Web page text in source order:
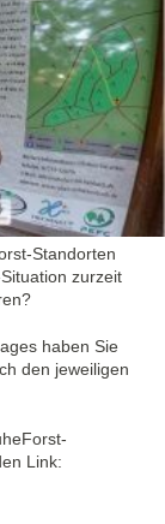
Standorten
zurzeit
haben Sie
den jeweiligen
Link: